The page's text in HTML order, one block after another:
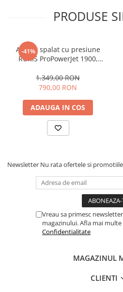
de apă, lucru care permite o
Specificatii tehnice:
Tip alimentare La retea
Putere 1600W
Presiune nominala /
Presiune maxima 90 Bar/ 130 Bar
Debit nominal / debit
maxim 6L/min / 7L/min
Temperatura maxima a
alimentare 5 m
Lungime furtun 6 m
Nivel zgomot 89 DB
PRODUSE
-41%
Aparat spalat cu presiune
RURIS ProPowerJet 1900,
l/min
1.349,00 RON
790,00 RON
ADAUGA IN COS
Newsletter Nu rata ofertele si
Vreau sa primesc
magazinului. Afla mai multe
Confidentialitate
MAGAZINUL
CLIENTI